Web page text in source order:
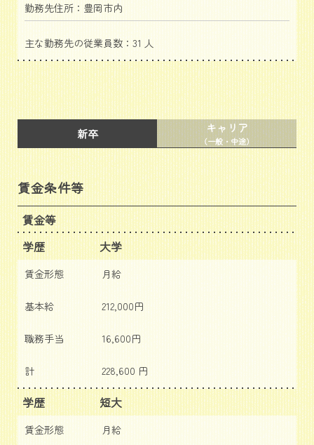
勤務先住所：豊岡市内
主な勤務先の従業員数：31 人
新卒 キャリア
（一般・中途）
賃金条件等
賃金等
学歴
大学
賃金形態 月給
基本給 212,000円
職務手当 16,600円
計 228,600 円
学歴 短大
賃金形態 月給